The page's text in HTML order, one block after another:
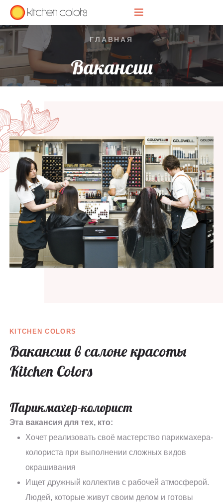
ГЛАВНАЯ
Вакансии
KITCHEN COLORS
Вакансии в салоне красоты
Kitchen Colors
Парикмахер-колорист
Эта вакансия для тех, кто:
Хочет реализовать своё мастерство парикмахера-
колориста при выполнении сложных видов
окрашивания
Ищет дружный коллектив с рабочей атмосферой.
Людей, которые живут своим делом и готовы